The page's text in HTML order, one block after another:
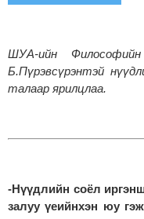
ШУА-ийн Философийн
Б.Пүрэвсүрэнтэй
талаар ярилцлаа.
-Нүүдлийн соёл
залуу үеийнхэн юу